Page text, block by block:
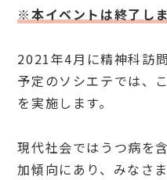
※本イベントは終了しま
2021年4月に精神科訪
予定のソシエテでは、
を実施します。
現代社会ではうつ病を
加傾向にあり、みなさ